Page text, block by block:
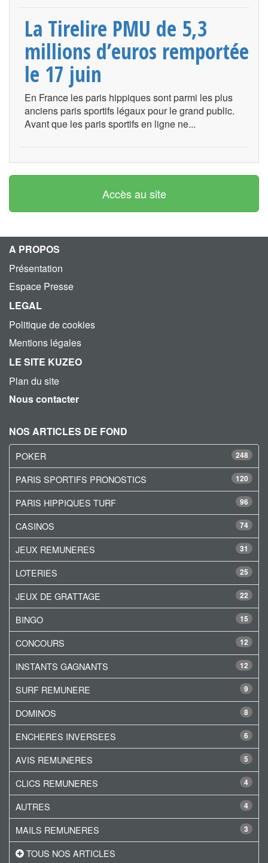
La Tirelire PMU de 5,3
millions d’euros remportée
le 17 juin
En France les paris hippiques sont parmi les plus
anciens paris sportifs légaux pour le grand public.
Avant que les paris sportifs en ligne ne...
Accès au site
A PROPOS
Présentation
Espace Presse
LEGAL
Politique de cookies
Mentions légales
LE SITE KUZEO
Plan du site
Nous contacter
NOS ARTICLES DE FOND
248
POKER
120
PARIS SPORTIFS PRONOSTICS
96
PARIS HIPPIQUES TURF
74
CASINOS
31
JEUX REMUNERES
25
LOTERIES
22
JEUX DE GRATTAGE
15
BINGO
12
CONCOURS
12
INSTANTS GAGNANTS
9
SURF REMUNERE
8
DOMINOS
6
ENCHERES INVERSEES
5
AVIS REMUNERES
4
CLICS REMUNERES
4
AUTRES
3
MAILS REMUNERES
TOUS NOS ARTICLES